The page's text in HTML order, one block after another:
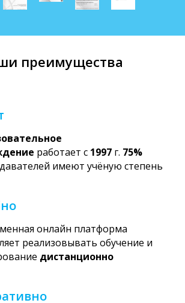
преимущества
работает с 1997 г. 75%
имеют учёную степень
онлайн платформа
реализовывать обучение и
дистанционно